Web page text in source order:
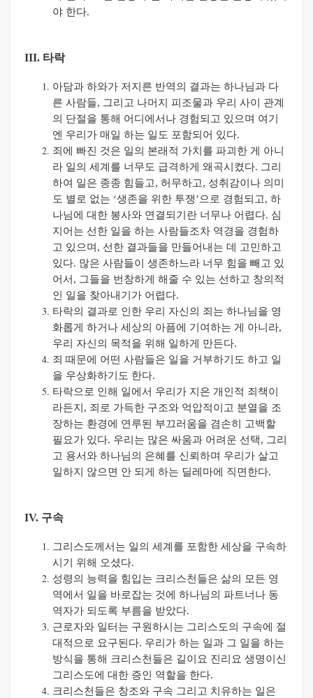
야 한다.
III. 타락
아담과 하와가 저지른 반역의 결과는 하나님과 다
른 사람들, 그리고 나머지 피조물과 우리 사이 관계
의 단절을 통해 어디에서나 경험되고 있으며 여기
엔 우리가 매일 하는 일도 포함되어 있다.
죄에 빠진 것은 일의 본래적 가치를 파괴한 게 아니
라 일의 세계를 너무도 급격하게 왜곡시켰다. 그리
하여 일은 종종 힘들고, 허무하고, 성취감이나 의미
도 별로 없는 ‘생존을 위한 투쟁’으로 경험되고, 하
나님에 대한 봉사와 연결되기란 너무나 어렵다. 심
지어는 선한 일을 하는 사람들조차 역경을 경험하
고 있으며 , 선한 결과들을 만들어내는 데 고민하고
있다. 많은 사람들이 생존하느라 너무 힘을 빼고 있
어서 , 그들을 번창하게 해줄 수 있는 선하고 창의적
인 일을 찾아내기가 어렵다.
타락의 결과로 인한 우리 자신의 죄는 하나님을 영
화롭게 하거나 세상의 아픔에 기여하는 게 아니라,
우리 자신의 목적을 위해 일하게 만든다.
죄 때문에 어떤 사람들은 일을 거부하기도 하고 일
을 우상화하기도 한다.
타락으로 인해 일에서 우리가 지은 개인적 죄책이
라든지 , 죄로 가득한 구조와 억압적이고 분열을 조
장하는 환경에 연루된 부끄러움을 겸손히 고백할
필요가 있다. 우리는 많은 싸움과 어려운 선택, 그리
고 용서와 하나님의 은혜를 신뢰하며 우리가 살고
일하지 않으면 안 되게 하는 딜레마에 직면한다.
IV. 구속
그리스도께서는 일의 세계를 포함한 세상을 구속하
시기 위해 오셨다.
성령의 능력을 힘입는 크리스천들은 삶의 모든 영
역에서 일을 바로잡는 것에 하나님의 파트너나 동
역자가 되도록 부름을 받았다.
근로자와 일터는 구원하시는 그리스도의 구속에 절
대적으로 요구된다. 우리가 하는 일과 그 일을 하는
방식을 통해 크리스천들은 길이요 진리요 생명이신
그리스도에 대한 증인 역할을 한다.
크리스천들은 창조와 구속 그리고 치유하는 일은